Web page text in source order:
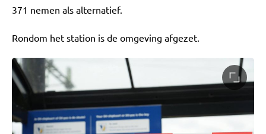
371 nemen als alternatief.
Rondom het station is de omgeving afgezet.